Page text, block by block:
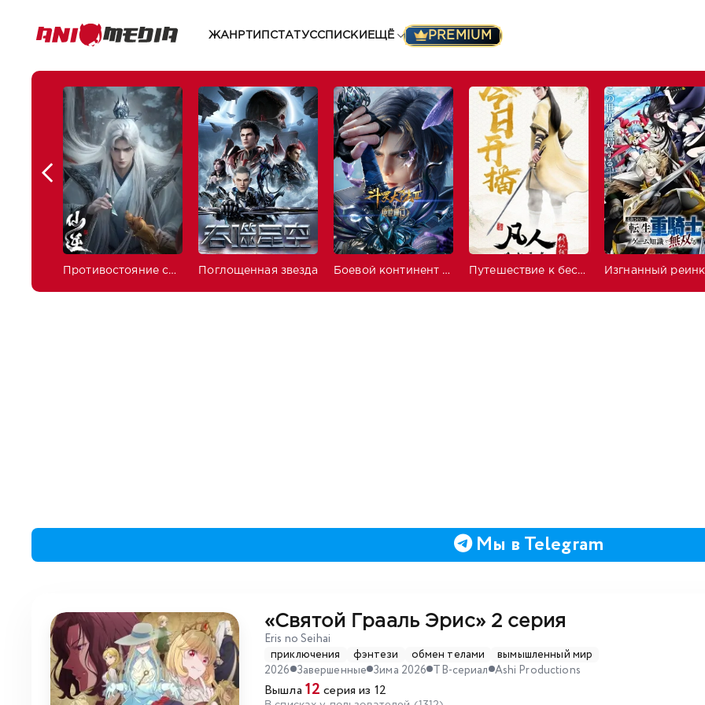
ЖАНРТИП СТАТУССПИСКИ ЕЩЁ PREMIUM
Противостояние святого Поглощенная звезда Боевой континент 2: Непревзойдённый клан Тан Путешествие к бессмертию
Мы в Telegram
«Святой Грааль Эрис»2 серия
Eris no Seihai
приключения
фэнтези обмен телами
вымышленный мир
2026 Завершенные Зима 2026 ТВ-сериал Ashi Productions
Вышла 12 серия из 12